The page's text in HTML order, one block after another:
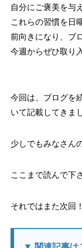
自分にご褒美を与
これらの習慣を日
前向きになり、ブ
今週からぜひ取り
今回は、ブログを
いて記載してきま
少しでもみなさん
ここまで読んで下
それではまた次回！